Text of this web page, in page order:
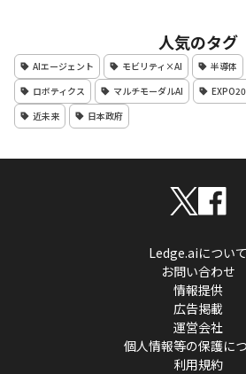
人気のタグ
AIエージェント モビリティ×AI 半導体
ロボティクス
マルチモーダルAI
近未来
日本政府
Ledge.aiについて
お問い合わせ
情報提供
広告掲載
運営会社
個人情報等の保護に
利用規約